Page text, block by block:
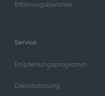
Erfahrungsberichte
Service
Empfehlungsprogramm
Dienstplanung